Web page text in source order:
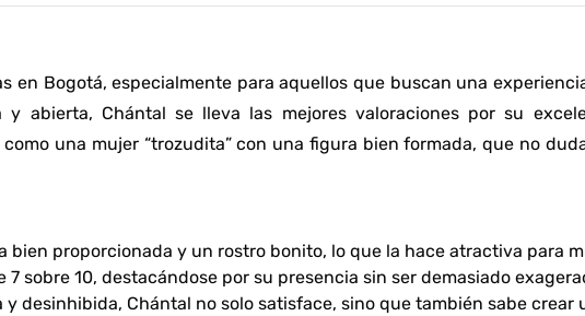
en Bogotá, especialmente para aquellos que buscan una
abierta, Chántal se lleva las mejores valoraciones por su
una mujer “trozudita” con una figura bien formada, que no
bien proporcionada y un rostro bonito, lo que la hace atractiva para
sobre 10, destacándose por su presencia sin ser demasiado
desinhibida, Chántal no solo satisface, sino que también sabe crear